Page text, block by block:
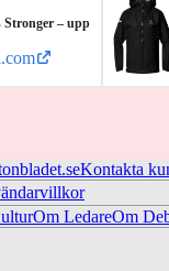
Stronger – upp
Kontakta
Om LedareOm